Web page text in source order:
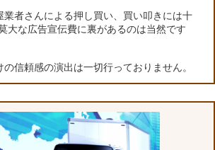
業者さんによる押し買い、買い叩きには十
大な広告宣伝費に裏があるのは当然です
信頼感の演出は一切行っておりません。